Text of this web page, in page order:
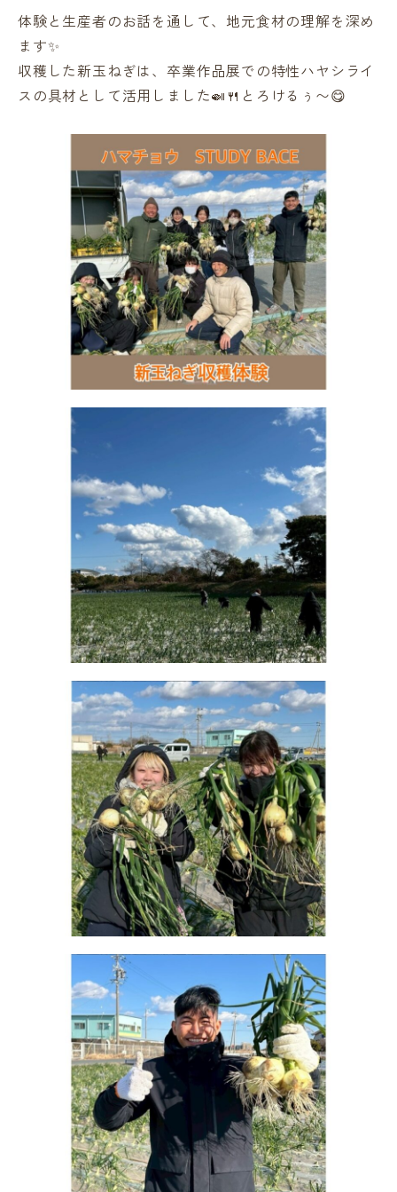
体験と生産者のお話を通して、地元食材の理解を深め
ます✨
収穫した新玉ねぎは、卒業作品展での特性ハヤシライ
スの具材として活用しました🍛🍴とろけるぅ〜😋